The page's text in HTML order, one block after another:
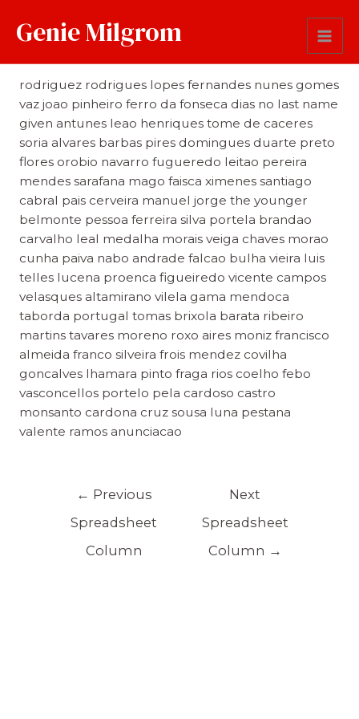
Genie Milgrom
Last Name
rodriguez rodrigues lopes fernandes nunes gomes
vaz joao pinheiro ferro da fonseca dias no last name
given antunes leao henriques tome de caceres
soria alvares barbas pires domingues duarte preto
flores orobio navarro fugueredo leitao pereira
mendes sarafana mago faisca ximenes santiago
cabral pais cerveira manuel jorge the younger
belmonte pessoa ferreira silva portela brandao
carvalho leal medalha morais veiga chaves morao
cunha paiva nabo andrade falcao bulha vieira luis
telles lucena proenca figueiredo vicente campos
velasques altamirano vilela gama mendoca
taborda portugal tomas brixola barata ribeiro
martins tavares moreno roxo aires moniz francisco
almeida franco silveira frois mendez covilha
goncalves lhamara pinto fraga rios coelho febo
vasconcellos portelo pela cardoso castro
monsanto cardona cruz sousa luna pestana
valente ramos anunciacao
← Previous
Spreadsheet
Column
Next
Spreadsheet
Column →